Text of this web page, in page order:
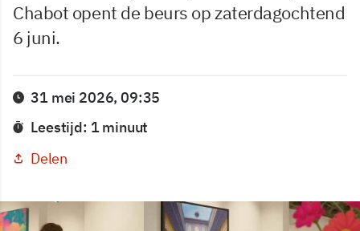
Chabot opent de beurs op zaterdagochtend
6 juni.
31 mei 2026, 09:35
Leestijd: 1 minuut
Delen